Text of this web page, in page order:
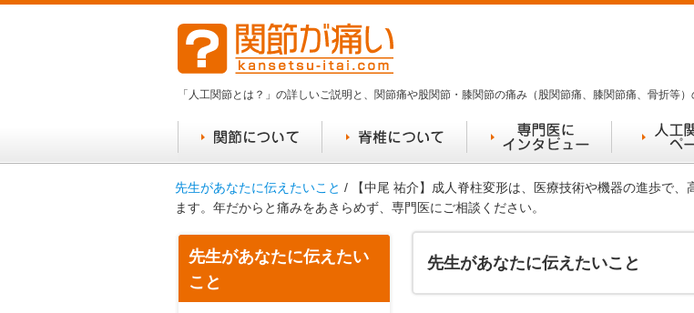
「人工関節とは？」の詳しいご説明と、関節痛や股関節・膝関節の痛み（股関節痛、膝関節痛、骨折等
先生があなたに伝えたいこと / 【中尾 祐介】成人脊柱変形は、医療技術や機器の進歩で
ます。年だからと痛みをあきらめず、専門医にご相談ください。
先生があなたに伝えたいこと
先生があなたに伝えたい
こと